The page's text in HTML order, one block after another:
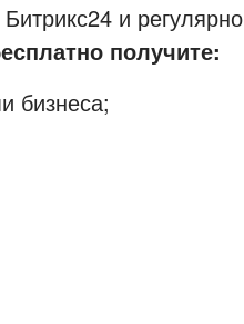
и регулярно
получите:
бизнеса;